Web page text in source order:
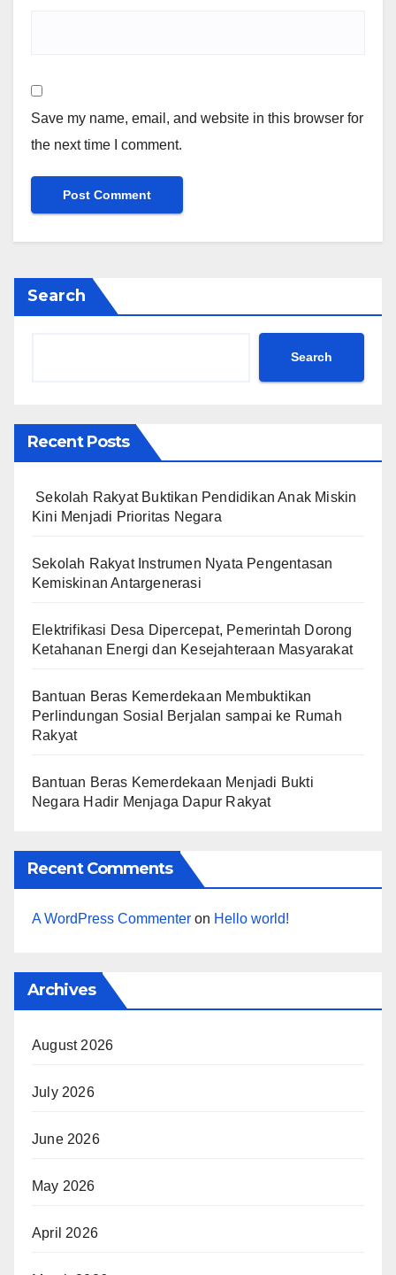
Save my name, email, and website in this browser for
the next time I comment.
Search
Search
Recent Posts
Sekolah Rakyat Buktikan Pendidikan Anak Miskin
Kini Menjadi Prioritas Negara
Sekolah Rakyat Instrumen Nyata Pengentasan
Kemiskinan Antargenerasi
Elektrifikasi Desa Dipercepat, Pemerintah Dorong
Ketahanan Energi dan Kesejahteraan Masyarakat
Bantuan Beras Kemerdekaan Membuktikan
Perlindungan Sosial Berjalan sampai ke Rumah
Rakyat
Bantuan Beras Kemerdekaan Menjadi Bukti
Negara Hadir Menjaga Dapur Rakyat
Recent Comments
A WordPress Commenter on Hello world!
Archives
August 2026
July 2026
June 2026
May 2026
April 2026